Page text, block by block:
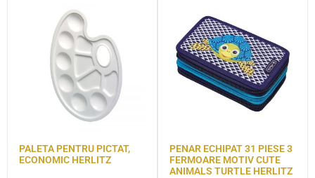
PALETA PENTRU PICTAT,
ECONOMIC HERLITZ
PENAR ECHIPAT 31 PIESE 3
FERMOARE MOTIV CUTE
ANIMALS TURTLE HERLITZ